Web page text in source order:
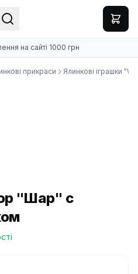
на сайті 1000 грн
прикраси Ялинкові іграшки
"Шар" с